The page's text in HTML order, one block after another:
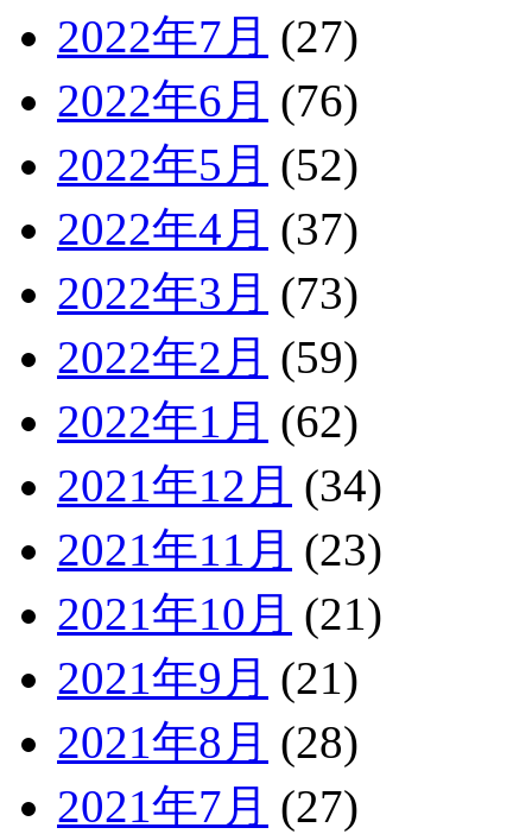
2022年7月 (27)
2022年6月 (76)
2022年5月 (52)
2022年4月 (37)
2022年3月 (73)
2022年2月 (59)
2022年1月 (62)
2021年12月 (34)
2021年11月 (23)
2021年10月 (21)
2021年9月 (21)
2021年8月 (28)
2021年7月 (27)